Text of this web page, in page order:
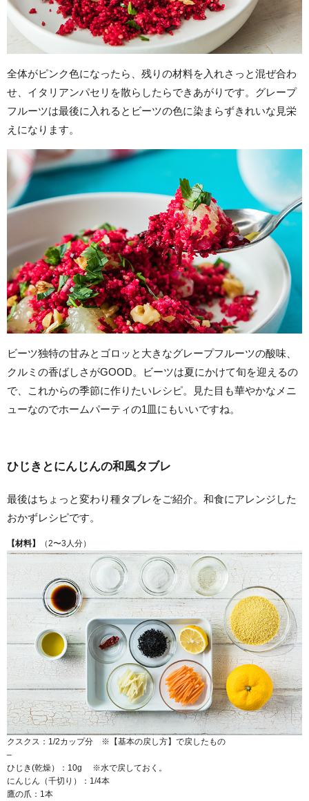
全体がピンク色になったら、残りの材料を入れさっと混ぜ合わ
せ、イタリアンパセリを散らしたらできあがりです。グレープ
フルーツは最後に入れるとビーツの色に染まらずきれいな見栄
えになります。
ビーツ独特の甘みとゴロッと大きなグレープフルーツの酸味、
クルミの香ばしさがGOOD。ビーツは夏にかけて旬を迎えるの
で、これからの季節に作りたいレシピ。見た目も華やかなメニ
ューなのでホームパーティの1皿にもいいですね。
ひじきとにんじんの和風タブレ
最後はちょっと変わり種タブレをご紹介。和食にアレンジした
おかずレシピです。
【材料】 （2〜3人分）
クスクス：1/2カップ分 ※【基本の戻し方】で戻したもの
–
ひじき(乾燥）：10g ※水で戻しておく。
にんじん（千切り）：1/4本
鷹の爪：1本